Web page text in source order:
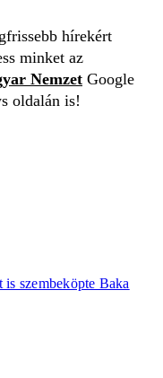
hírekért
minket az
Nemzet Google
oldalán is!
is szembeköpte Baka